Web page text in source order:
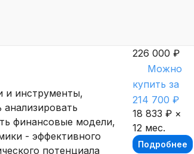
и инструменты,
финансовые модели,
- эффективного
потенциала
226 000 ₽
Можно
купить за
214 700 ₽
18 833 ₽ ×
12 мес.
Подробнее